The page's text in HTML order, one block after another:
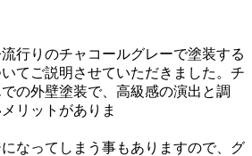
行りのチャコールグレーで塗装する
てご説明させていただきました。チ
の外壁塗装で、高級感の演出と調
リットがありま
なってしまう事もありますので、グ